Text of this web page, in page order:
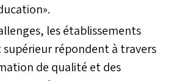
les établissements
supérieur répondent à travers
de qualité et des